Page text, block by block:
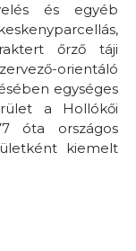
és egyéb
őrző táji
orientáló
egységes
a Hollókői
óta országos
kiemelt